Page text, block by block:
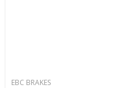
EBC BRAKES